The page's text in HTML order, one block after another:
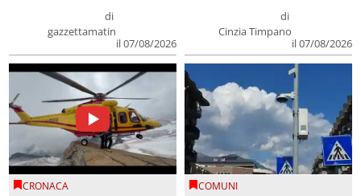
di
gazzettamatin
il 07/08/2026
di
Cinzia Timpano
il 07/08/2026
CRONACA COMUNI